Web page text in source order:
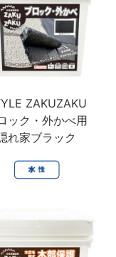
ZAKUZAKU
ック・外かべ用
れ家ブラック